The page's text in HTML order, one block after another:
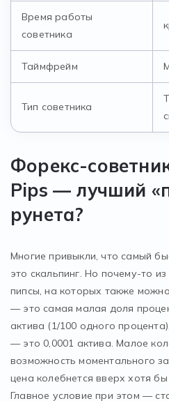
Время работы
советника
Таймфрейм
Тип советника
Форекс-
Pips — лучший
рунета?
Многие привыкли, что самый
это скальпинг. Но почему-то
пипсы, на которых также
— это самая малая доля
актива (1/100 одного
— это 0,0001 актива. Малое
возможность моментального
цена колебнется вверх хотя
Главное условие при этом —